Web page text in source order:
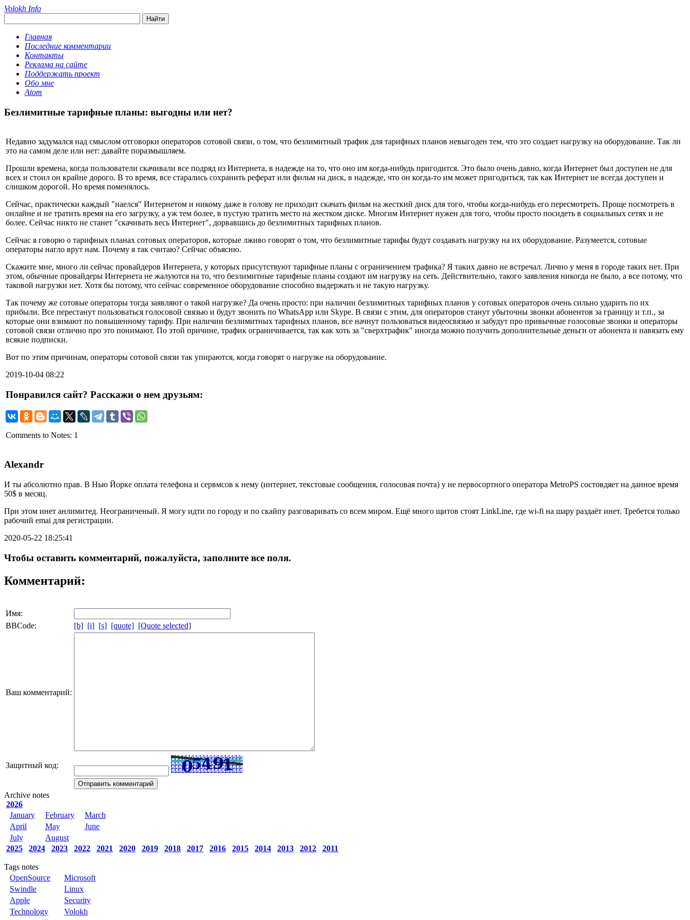
Volokh Info
Главная
Последние комментарии
Контакты
Реклама на сайте
Поддержать проект
Обо мне
Atom
Безлимитные тарифные планы: выгодны или нет?
Недавно задумался над смыслом отговорки операторов сотовой связи, о том, что безлимитный трафик для тарифных планов невыгоден тем, что это создает нагрузку на оборудование. Так ли
это на самом деле или нет: давайте поразмышляем.
Прошли времена, когда пользователи скачивали все подряд из Интернета, в надежде на то, что оно им когда-нибудь пригодится. Это было очень давно, когда Интернет был доступен не для
всех и стоил он крайне дорого. В то время, все старались сохранить реферат или фильм на диск, в надежде, что он когда-то им может пригодиться, так как Интернет не всегда доступен и
слишком дорогой. Но время поменялось.
Сейчас, практически каждый "наелся" Интернетом и никому даже в голову не приходит скачать фильм на жесткий диск для того, чтобы когда-нибудь его пересмотреть. Проще посмотреть в
онлайне и не тратить время на его загрузку, а уж тем более, в пустую тратить место на жестком диске. Многим Интернет нужен для того, чтобы просто посидеть в социальных сетях и не
более. Сейчас никто не станет "скачивать весь Интернет", дорвавшись до безлимитных тарифных планов.
Сейчас я говорю о тарифных планах сотовых операторов, которые лживо говорят о том, что безлимитные тарифы будут создавать нагрузку на их оборудование. Разумеется, сотовые
операторы нагло врут нам. Почему я так считаю? Сейчас объясню.
Скажите мне, много ли сейчас провайдеров Интернета, у которых присутствуют тарифные планы с ограничением трафика? Я таких давно не встречал. Лично у меня в городе таких нет. При
этом, обычные провайдеры Интернета не жалуются на то, что безлимитные тарифные планы создают им нагрузку на сеть. Действительно, такого заявления никогда не было, а все потому, что
таковой нагрузки нет. Хотя бы потому, что сейчас современное оборудование способно выдержать и не такую нагрузку.
Так почему же сотовые операторы тогда заявляют о такой нагрузке? Да очень просто: при наличии безлимитных тарифных планов у сотовых операторов очень сильно ударить по их
прибыли. Все перестанут пользоваться голосовой связью и будут звонить по WhatsApp или Skype. В связи с этим, для операторов станут убыточны звонки абонентов за границу и т.п., за
которые они взимают по повышенному тарифу. При наличии безлимитных тарифных планов, все начнут пользоваться видеосвязью и забудут про привычные голосовые звонки и операторы
сотовой связи отлично про это понимают. По этой причине, трафик ограничивается, так как хоть за "сверхтрафик" иногда можно получить дополнительные деньги от абонента и навязать ему
всякие подписки.
Вот по этим причинам, операторы сотовой связи так упираются, когда говорят о нагрузке на оборудование.
2019-10-04 08:22
Понравился сайт? Расскажи о нем друзьям:
Comments to Notes: 1
Alexandr
И ты абсолютно прав. В Нью Йорке оплата телефона и сервмсов к нему (интернет, текстовые сообщения, голосовая почта) у не первосортного оператора MetroPS состовдяет на данное время
50$ в месяц.
При этом инет анлимитед. Неограниченый. Я могу идти по городу и по скайпу разговаривать со всем миром. Ещё много щитов стоят LinkLine, где wi-fi на шару раздаёт инет. Требется только
рабочий emai для регистрации.
2020-05-22 18:25:41
Чтобы оставить комментарий, пожалуйста, заполните все поля.
Комментарий:
Имя:
BBCode:
[b] [i] [s] [quote] [Quote selected]
Ваш комментарий:
Защитный код:
Archive notes
2026
January
February
March
April
May
June
July
August
2025
2024 2023 2022 2021 2020 2019 2018 2017 2016 2015 2014 2013 2012 2011
Tags notes
OpenSource
Microsoft
Swindle
Linux
Apple
Security
Technology
Volokh